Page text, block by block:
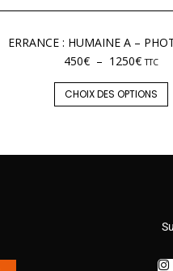
ERRANCE : HUMAINE A –
450€ – 1250€ TTC
CHOIX DES OPTIONS